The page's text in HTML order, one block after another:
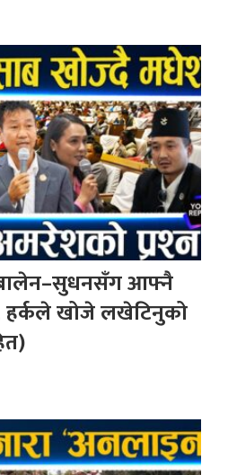
आफ्नै
हर्कले खोजे लखेटिनुको